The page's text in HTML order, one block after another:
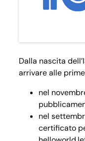
Dalla nascita
arrivare alle
nel
nel
certificato